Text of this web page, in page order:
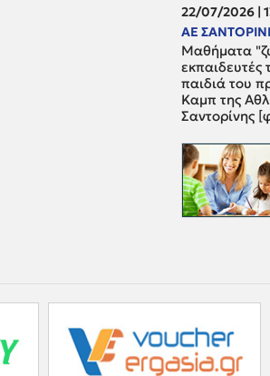
22/07/2026 |
ΑΕ
Μαθήματα
παιδιά του
Καμπ της
Σαντορίνης